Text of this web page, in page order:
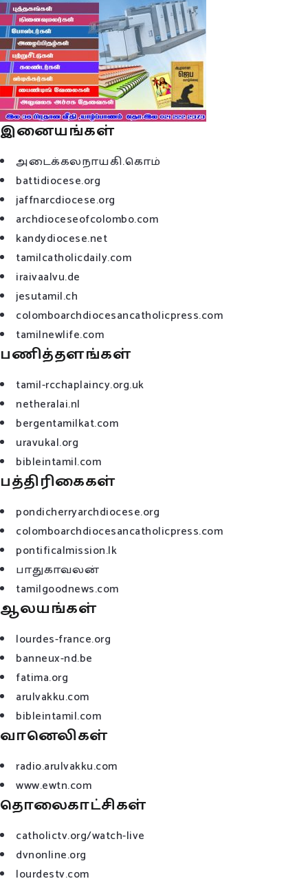
இனையங்கள்
அடைக்கலநாயகி.கொம்
battidiocese.org
jaffnarcdiocese.org
archdioceseofcolombo.com
kandydiocese.net
tamilcatholicdaily.com
iraivaalvu.de
jesutamil.ch
colomboarchdiocesancatholicpress.com
tamilnewlife.com
பணித்தளங்கள்
tamil-rcchaplaincy.org.uk
netheralai.nl
bergentamilkat.com
uravukal.org
bibleintamil.com
பத்திரிகைகள்
pondicherryarchdiocese.org
colomboarchdiocesancatholicpress.com
pontificalmission.lk
பாதுகாவலன்
tamilgoodnews.com
ஆலயங்கள்
lourdes-france.org
banneux-nd.be
fatima.org
arulvakku.com
bibleintamil.com
வானெலிகள்
radio.arulvakku.com
www.ewtn.com
தொலைகாட்சிகள்
catholictv.org/watch-live
dvnonline.org
lourdestv.com